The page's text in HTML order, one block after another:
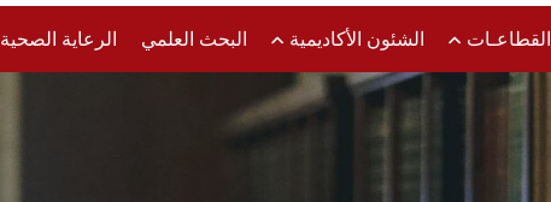
القطاعـات الشئون الأكاديمية البحث العلمي الرعاية الصحية